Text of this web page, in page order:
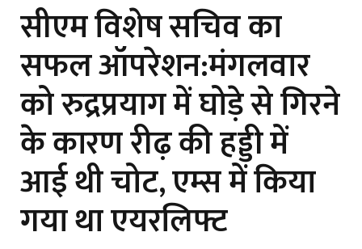
सीएम विशेष सचिव का
सफल ऑपरेशन:मंगलवार
को रुद्रप्रयाग में घोड़े से गिरने
के कारण रीढ़ की हड्डी में
आई थी चोट, एम्स में किया
गया था एयरलिफ्ट